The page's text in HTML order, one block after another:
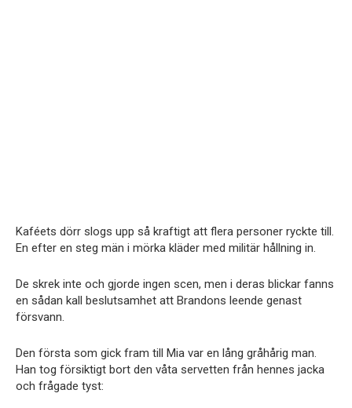
Kaféets dörr slogs upp så kraftigt att flera personer ryckte till.
En efter en steg män i mörka kläder med militär hållning in.
De skrek inte och gjorde ingen scen, men i deras blickar fanns
en sådan kall beslutsamhet att Brandons leende genast
försvann.
Den första som gick fram till Mia var en lång gråhårig man.
Han tog försiktigt bort den våta servetten från hennes jacka
och frågade tyst: